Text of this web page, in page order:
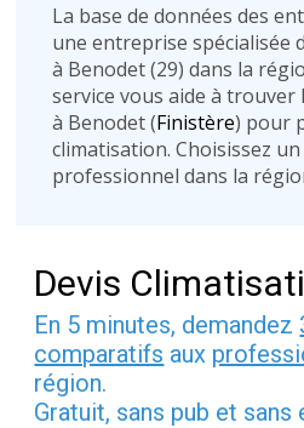
La base de données des
une entreprise spécialisée
à Benodet (29) dans la
service vous aide à
à Benodet (Finistère) pour
climatisation. Choisissez
professionnel dans la
Devis
En 5 minutes, demandez
comparatifs aux
région.
Gratuit, sans pub et sans